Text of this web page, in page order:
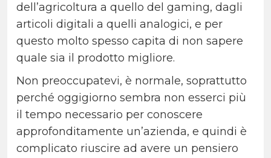
dell’agricoltura a quello del gaming, dagli
articoli digitali a quelli analogici, e per
questo molto spesso capita di non sapere
quale sia il prodotto migliore.
Non preoccupatevi, è normale, soprattutto
perché oggigiorno sembra non esserci più
il tempo necessario per conoscere
approfonditamente un’azienda, e quindi è
complicato riuscire ad avere un pensiero